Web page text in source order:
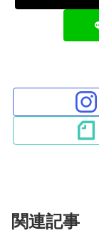
関連記事